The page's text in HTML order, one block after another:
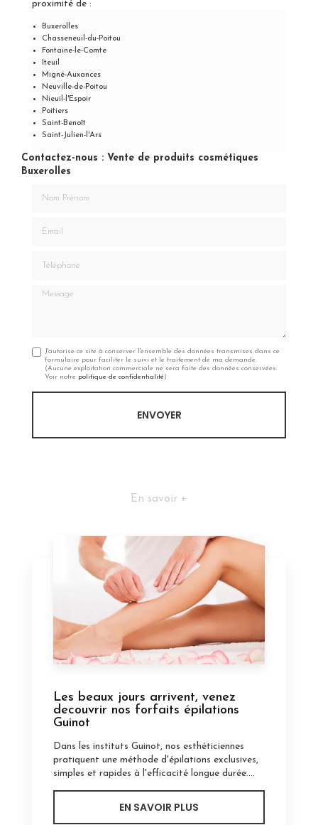
proximité de :
Buxerolles
Chasseneuil-du-Poitou
Fontaine-le-Comte
Iteuil
Migné-Auxances
Neuville-de-Poitou
Nieuil-l'Espoir
Poitiers
Saint-Benoît
Saint-Julien-l'Ars
Contactez-nous : Vente de produits cosmétiques
Buxerolles
Message
J'autorise ce site à conserver l'ensemble des données transmises dans ce
formulaire pour faciliter le suivi et le traitement de ma demande.
(Aucune exploitation commerciale ne sera faite des données conservées.
Voir notre politique de confidentialité)
En savoir +
Les beaux jours arrivent, venez
decouvrir nos forfaits épilations
Guinot
Dans les instituts Guinot, nos esthéticiennes
pratiquent une méthode d'épilations exclusives,
simples et rapides à l'efficacité longue durée....
EN SAVOIR PLUS